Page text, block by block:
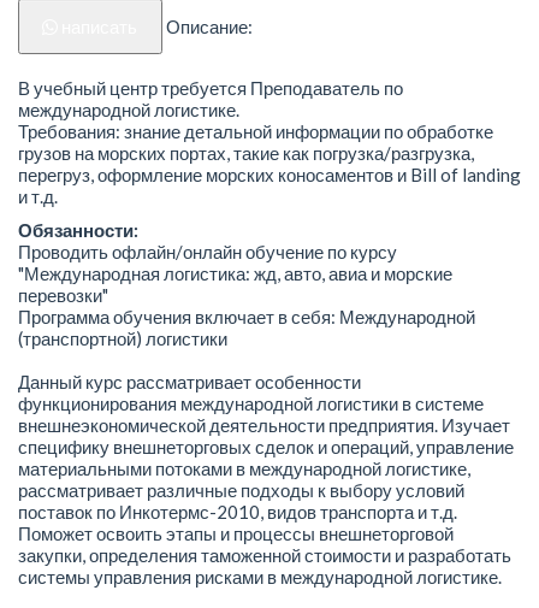
Описание:
В учебный центр требуется Преподаватель по
международной логистике.
Требования: знание детальной информации по обработке
грузов на морских портах, такие как погрузка/разгрузка,
перегруз, оформление морских коносаментов и Bill of landing
и т.д.
Обязанности:
Проводить офлайн/онлайн обучение по курсу
"Международная логистика: жд, авто, авиа и морские
перевозки"
Программа обучения включает в себя: Международной
(транспортной) логистики
Данный курс рассматривает особенности
функционирования международной логистики в системе
внешнеэкономической деятельности предприятия. Изучает
специфику внешнеторговых сделок и операций, управление
материальными потоками в международной логистике,
рассматривает различные подходы к выбору условий
поставок по Инкотермс-2010, видов транспорта и т.д.
Поможет освоить этапы и процессы внешнеторговой
закупки, определения таможенной стоимости и разработать
системы управления рисками в международной логистике.